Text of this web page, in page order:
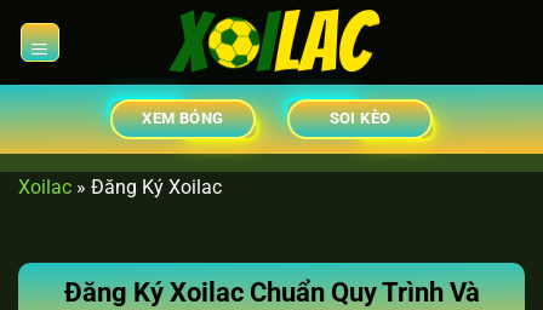
đến
dung
XEM BÓNG SOI KÈO
Xoilac » Đăng Ký Xoilac
Đăng Ký Xoilac Chuẩn Quy Trình Và